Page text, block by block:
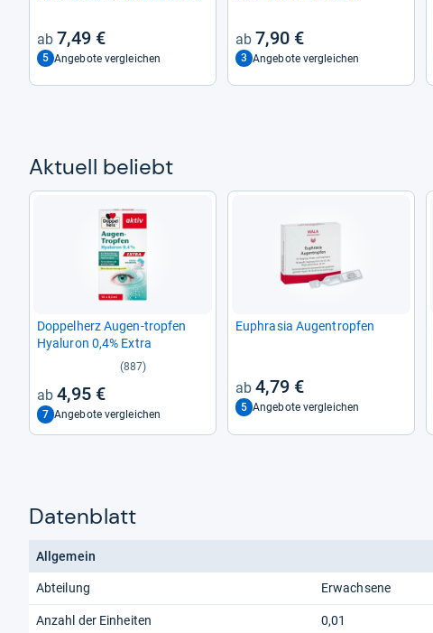
7,49 €
5 Angebote vergleichen
7,90 €
3 Angebote vergleichen
Aktu­ell beliebt
Dop­pel­herz Augen-​trop­fen
Hyalu­ron 0,4% Extra
(887)
4,95 €
7 Angebote vergleichen
Euphra­sia Augen­trop­fen
4,79 €
5 Angebote vergleichen
Datenblatt
Allgemein
Abteilung Erwachsene
Anzahl der Einheiten 0,01